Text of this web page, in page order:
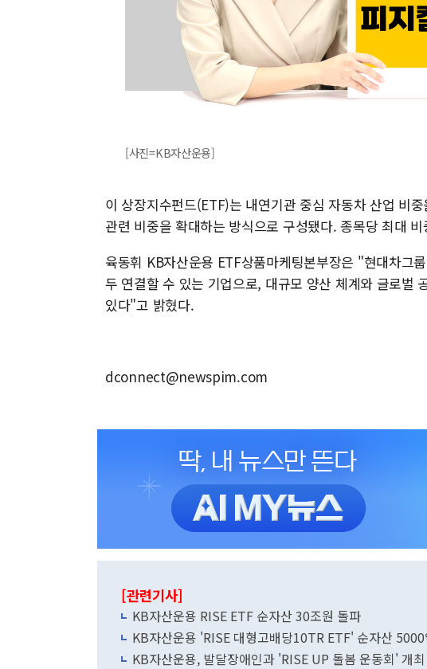
[사진=KB자산운용]
이 상장지수펀드(ETF)는 내연기관 중심 자동차 산업 비
관련 비중을 확대하는 방식으로 구성됐다. 종목당 최대
육동휘 KB자산운용 ETF상품마케팅본부장은 "현대차그
두 연결할 수 있는 기업으로, 대규모 양산 체계와 글로벌
있다"고 밝혔다.
dconnect@newspim.com
[관련기사]
KB자산운용 RISE ETF 순자산 30조원 돌파
KB자산운용 'RISE 대형고배당10TR ETF' 순자산
KB자산운용, 발달장애인과 'RISE UP 돌봄 운동회' 개최